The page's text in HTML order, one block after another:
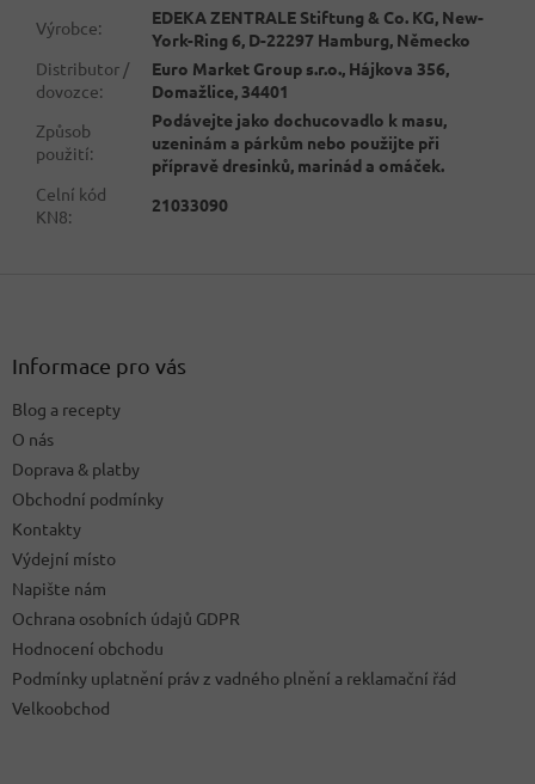
Výrobce:
EDEKA ZENTRALE Stiftung & Co. KG, New-
York-Ring 6, D-22297 Hamburg, Německo
Distributor /
dovozce:
Euro Market Group s.r.o., Hájkova 356,
Domažlice, 34401
Způsob
použití:
Podávejte jako dochucovadlo k masu,
uzeninám a párkům nebo použijte při
přípravě dresinků, marinád a omáček.
Celní kód
KN8:
21033090
Informace pro vás
Blog a recepty
O nás
Doprava & platby
Obchodní podmínky
Kontakty
Výdejní místo
Napište nám
Ochrana osobních údajů GDPR
Hodnocení obchodu
Podmínky uplatnění práv z vadného plnění a reklamační řád
Velkoobchod